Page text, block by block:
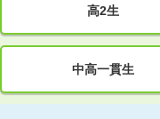
高2生
中高一貫生